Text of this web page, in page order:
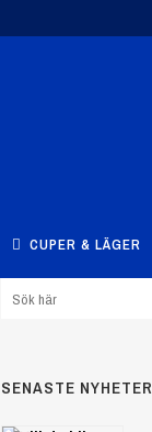
CUPER & LÄGER
SENASTE NYHETER